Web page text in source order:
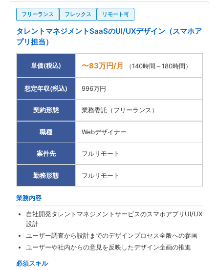
フリーランス フレックス リモート可
タレントマネジメントSaaSのUI/UXデザイン（スマホア
プリ担当）
単価(税込) 〜83万円/月 （140時間～180時間）
想定年収(税込) 996万円
契約形態 業務委託（フリーランス）
職種 Webデザイナー
案件先 フルリモート
勤務形態 フルリモート
業務内容
自社開発タレントマネジメントサービスのスマホアプリUI/UX
設計
ユーザー調査から設計までのデザインプロセス全般への参画
ユーザーや社内からの意見を反映したデザイン企画の推進
必須スキル